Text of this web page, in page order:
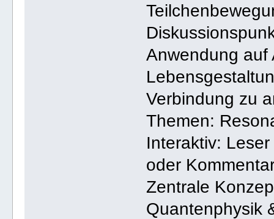
Anwendung auf
Verbindung zu
Themen:
Interaktiv:
oder
Zentrale
Quantenphysik